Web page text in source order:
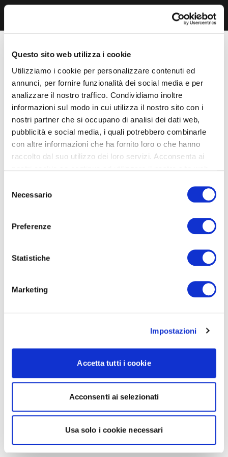
Questo sito web utilizza i cookie
Utilizziamo i cookie per personalizzare contenuti ed
annunci, per fornire funzionalità dei social media e per
analizzare il nostro traffico. Condividiamo inoltre
informazioni sul modo in cui utilizza il nostro sito con i
nostri partner che si occupano di analisi dei dati web,
pubblicità e social media, i quali potrebbero combinarle
con altre informazioni che ha fornito loro o che hanno
raccolto dal suo utilizzo dei loro servizi. Acconsenta ai
delNecessario
Preferenze
Statistiche
Marketing
Impostazioni
Accetta tutti i cookie
Acconsenti ai selezionati
Usa solo i cookie necessari